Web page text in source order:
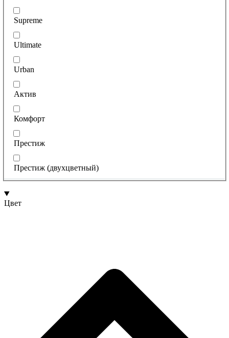
Supreme
Ultimate
Urban
Актив
Комфорт
Престиж
Престиж (двухцветный)
Цвет